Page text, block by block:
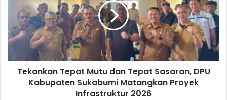
Tekankan Tepat Mutu dan Tepat Sasaran, DPU
Kabupaten Sukabumi Matangkan Proyek
Infrastruktur 2026